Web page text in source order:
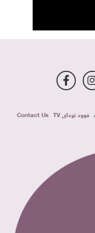
فوود توداى TV
Contact Us